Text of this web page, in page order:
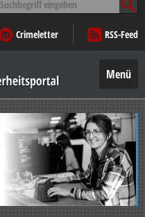
nach:
Crimeletter
RSS-Feed
Menü